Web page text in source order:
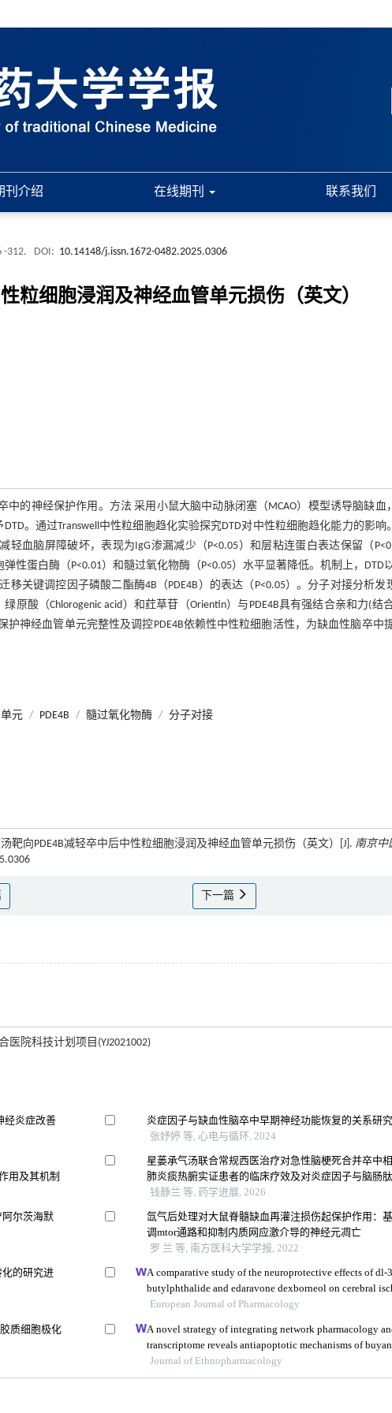
刊介绍 在线期刊 联系我们
-312. DOI: 10.14148/j.issn.1672-0482.2025.0306
粒细胞浸润及神经血管单元损伤（英文）
中的神经保护作用。方法 采用小鼠大脑中动脉闭塞（MCAO）模型诱导脑缺血
。通过Transwell中性粒细胞趋化实验探究DTD对中性粒细胞趋化能力的影响
轻血脑屏障破坏，表现为IgG渗漏减少（P<0.05）和层粘连蛋白表达保留（
性蛋白酶（P<0.01）和髓过氧化物酶（P<0.05）水平显著降低。机制上，DTD
关键调控因子磷酸二酯酶4B（PDE4B）的表达（P<0.05）。分子对接分析发
原酸（Chlorogenic acid）和荭草苷（Orientin）与PDE4B具有强结合亲和力(结合
护神经血管单元完整性及调控PDE4B依赖性中性粒细胞活性，为缺血性脑卒中
元 / PDE4B / 髓过氧化物酶 / 分子对接
靶向PDE4B减轻卒中后中性粒细胞浸润及神经血管单元损伤（英文）[J]. 南京中
下一篇
医院科技计划项目(YJ2021002)